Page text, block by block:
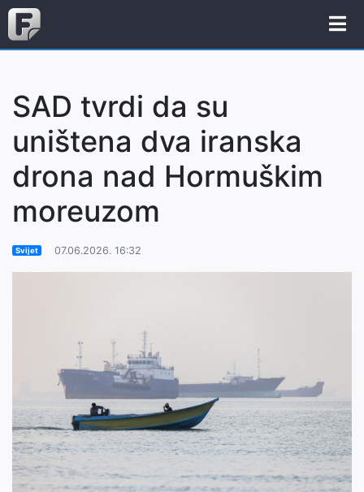
SAD tvrdi da su
uništena dva iranska
drona nad Hormuškim
moreuzom
Svijet 07.06.2026. 16:32